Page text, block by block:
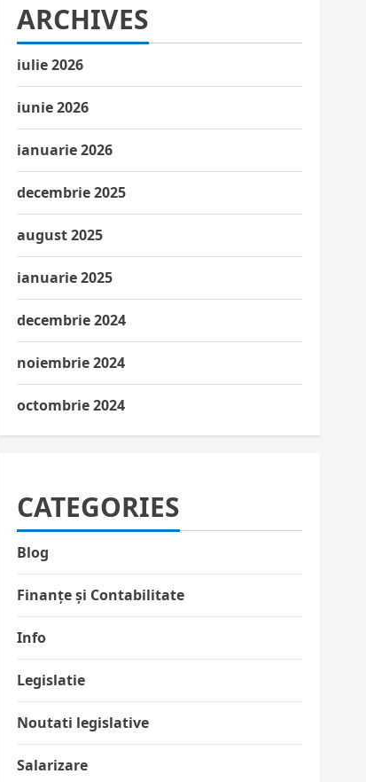
ARCHIVES
iulie 2026
iunie 2026
ianuarie 2026
decembrie 2025
august 2025
ianuarie 2025
decembrie 2024
noiembrie 2024
octombrie 2024
CATEGORIES
Blog
Finanțe și Contabilitate
Info
Legislatie
Noutati legislative
Salarizare